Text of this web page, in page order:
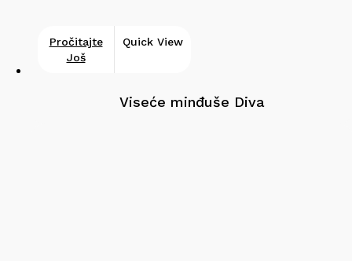
Pročitajte
Još
Quick View
Viseće minđuše Diva